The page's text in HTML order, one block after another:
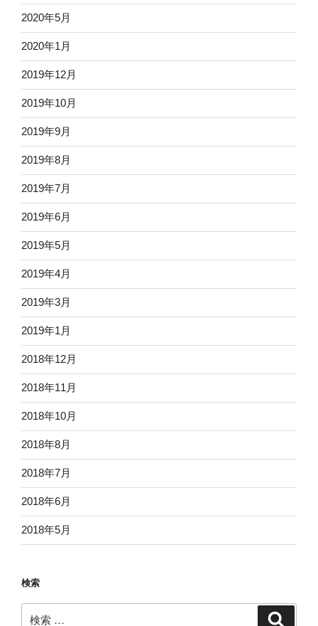
2020年5月
2020年1月
2019年12月
2019年10月
2019年9月
2019年8月
2019年7月
2019年6月
2019年5月
2019年4月
2019年3月
2019年1月
2018年12月
2018年11月
2018年10月
2018年8月
2018年7月
2018年6月
2018年5月
検索